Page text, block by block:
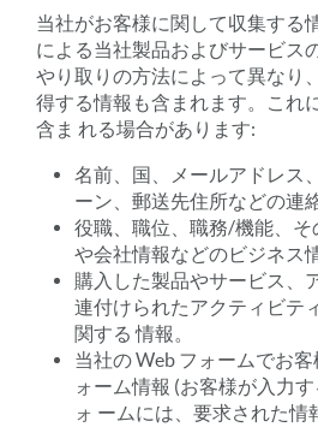
当社がお客様に関して収集する
による当社製品およびサービス
やり取りの方法によって異なり
得する情報も含まれます。これ
含ま れる場合があります:
名前、国、メールアドレス
ーン、郵送先住所などの連
役職、職位、職務/機能、そ
や会社情報などのビジネス
購入した製品やサービス、
連付けられたアクティビテ
関する 情報。
当社の Web フォームでお
ォーム情報 (お客様が入力
ォ ームには、要求された